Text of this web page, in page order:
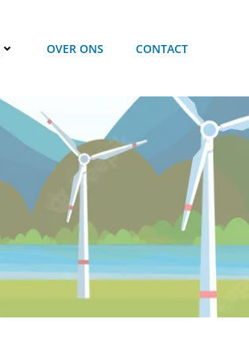
OVER ONS CONTACT